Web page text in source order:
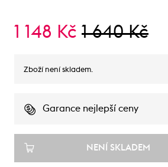
1 148 Kč 1 640 Kč
Zboží není skladem.
Garance nejlepší ceny
NENÍ SKLADEM